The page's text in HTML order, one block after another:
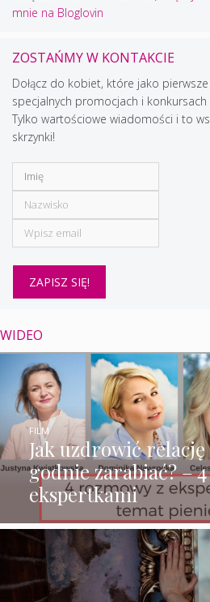
mnie na Bloglovin
ZOSTAŃMY W KONTAKCIE
Dołącz do kobiet, które jako
specjalnych promocjach i
Tylko wartościowe wiadomości i to
skrzynki!
WIDEO
Jak uzdrowić
godnie zarabiać? –
ekspertkami
FILM